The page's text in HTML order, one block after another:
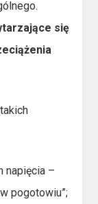
się
napięcia –
pogotowiu”;